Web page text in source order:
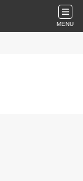
MENU